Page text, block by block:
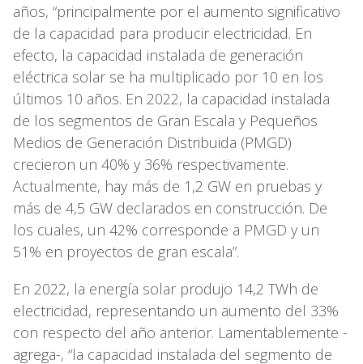
años, “principalmente por el aumento significativo
de la capacidad para producir electricidad. En
efecto, la capacidad instalada de generación
eléctrica solar se ha multiplicado por 10 en los
últimos 10 años. En 2022, la capacidad instalada
de los segmentos de Gran Escala y Pequeños
Medios de Generación Distribuida (PMGD)
crecieron un 40% y 36% respectivamente.
Actualmente, hay más de 1,2 GW en pruebas y
más de 4,5 GW declarados en construcción. De
los cuales, un 42% corresponde a PMGD y un
51% en proyectos de gran escala”.
En 2022, la energía solar produjo 14,2 TWh de
electricidad, representando un aumento del 33%
con respecto del año anterior. Lamentablemente -
agrega-, “la capacidad instalada del segmento de